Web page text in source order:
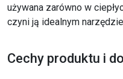
używana zarówno w
czyni ją idealnym
Cechy produktu i